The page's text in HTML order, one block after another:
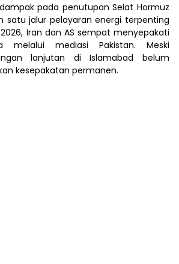
pada penutupan Selat Hormuz
satu jalur pelayaran energi terpenting
Iran dan AS sempat menyepakati
melalui mediasi Pakistan. Meski
lanjutan di Islamabad belum
kesepakatan permanen.